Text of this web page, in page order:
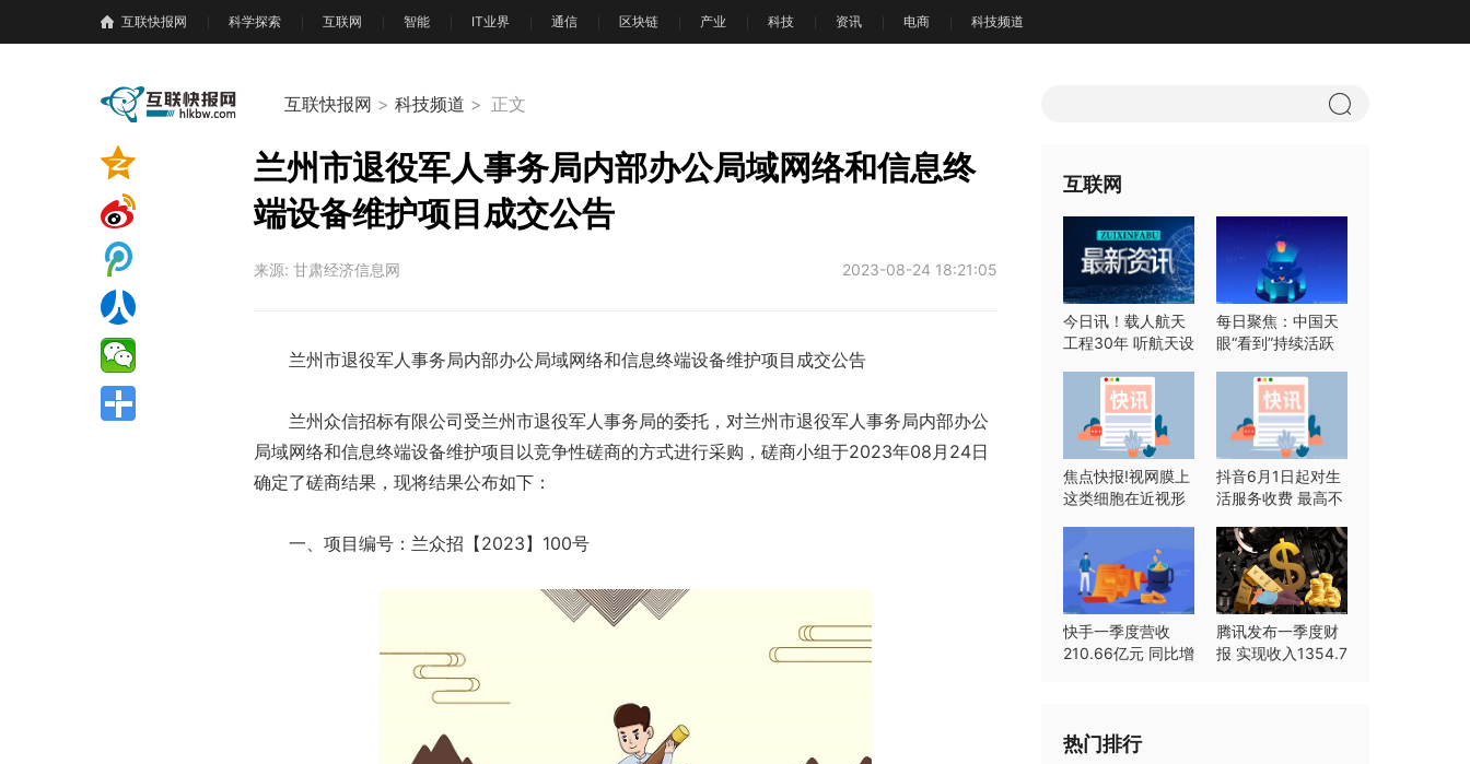
互联快报网 科学探索 互联网 智能 IT业界 通信 区块链 产业 科技 资讯 电商 科技频道
互联快报网 > 科技频道 > 正文
兰州市退役军人事务局内部办公局域网络和信息终
端设备维护项目成交公告
来源: 甘肃经济信息网 2023-08-24 18:21:05
兰州市退役军人事务局内部办公局域网络和信息终端设备维护项目成交公告
兰州众信招标有限公司受兰州市退役军人事务局的委托，对兰州市退役军人事务局内部办公
局域网络和信息终端设备维护项目以竞争性磋商的方式进行采购，磋商小组于2023年08月24日
确定了磋商结果，现将结果公布如下：
一、项目编号：兰众招【2023】100号
互联网
今日讯！载人航天
工程30年 听航天设
每日聚焦：中国天
眼“看到”持续活跃
焦点快报!视网膜上
这类细胞在近视形
抖音6月1日起对生
活服务收费 最高不
快手一季度营收
210.66亿元 同比增
腾讯发布一季度财
报 实现收入1354.7
热门排行